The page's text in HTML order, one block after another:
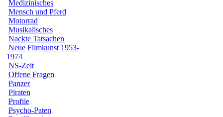
Medizinisches
Mensch und Pferd
Motorrad
Musikalisches
Nackte Tatsachen
Neue Filmkunst 1953-
1974
NS-Zeit
Offene Fragen
Panzer
Piraten
Profile
Psycho-Paten